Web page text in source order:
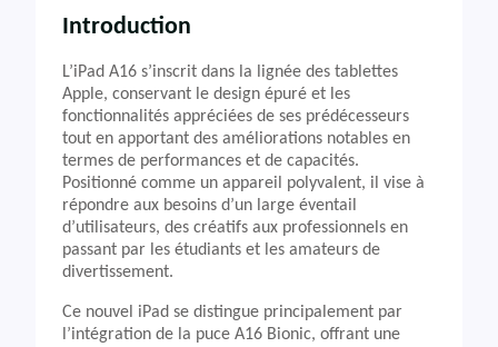
Introduction
L’iPad A16 s’inscrit dans la lignée des tablettes
Apple, conservant le design épuré et les
fonctionnalités appréciées de ses prédécesseurs
tout en apportant des améliorations notables en
termes de performances et de capacités.
Positionné comme un appareil polyvalent, il vise à
répondre aux besoins d’un large éventail
d’utilisateurs, des créatifs aux professionnels en
passant par les étudiants et les amateurs de
divertissement.
Ce nouvel iPad se distingue principalement par
l’intégration de la puce A16 Bionic, offrant une